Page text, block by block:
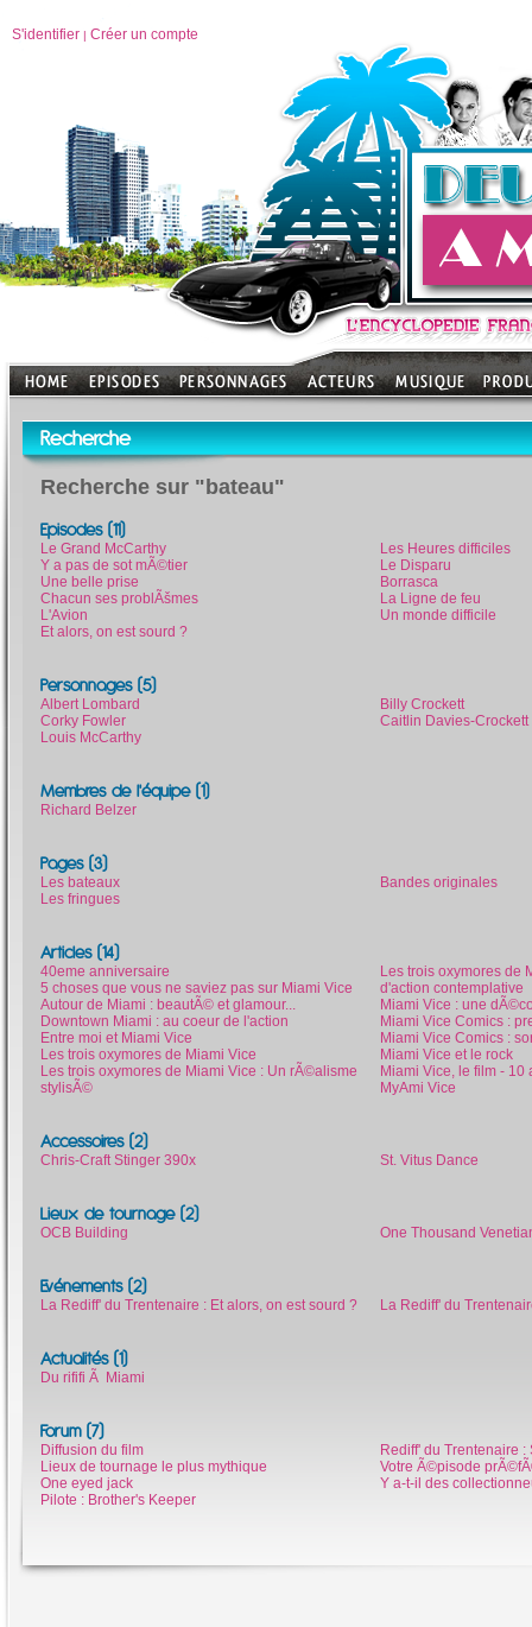
S'identifier | Créer un compte
Recherche
Recherche sur "bateau"
Episodes (11)
Le Grand McCarthy
Y a pas de sot mÃ©tier
Une belle prise
Chacun ses problÃšmes
L'Avion
Et alors, on est sourd ?
Les Heures difficiles
Le Disparu
Borrasca
La Ligne de feu
Un monde difficile
Personnages (5)
Albert Lombard
Corky Fowler
Louis McCarthy
Billy Crockett
Caitlin Davies-Crockett
Membres de l'équipe (1)
Richard Belzer
Pages (3)
Les bateaux
Les fringues
Bandes originales
Articles (14)
40eme anniversaire
5 choses que vous ne saviez pas sur Miami Vice
Autour de Miami : beautÃ© et glamour...
Downtown Miami : au coeur de l'action
Entre moi et Miami Vice
Les trois oxymores de Miami Vice
Les trois oxymores de Miami Vice : Un rÃ©alisme
stylisÃ©
Les trois oxymores de
d'action contemplative
Miami Vice : une
Miami Vice Comics :
Miami Vice Comics :
Miami Vice et le rock
Miami Vice, le film -
MyAmi Vice
Accessoires (2)
Chris-Craft Stinger 390x St. Vitus Dance
Lieux de tournage (2)
OCB Building One Thousand
Evénements (2)
La Rediff' du Trentenaire : Et alors, on est sourd ? La Rediff' du
Actualités (1)
Du rififi Ã Miami
Forum (7)
Diffusion du film
Lieux de tournage le plus mythique
One eyed jack
Pilote : Brother's Keeper
Rediff' du Trentenaire
Votre Ã©pisode
Y a-t-il des